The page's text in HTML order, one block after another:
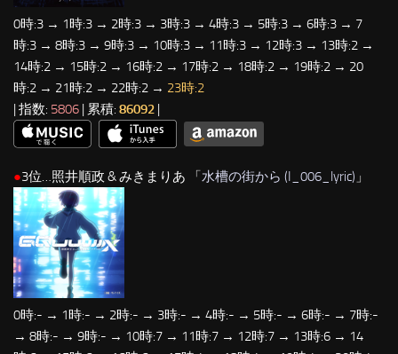
0時:3 → 1時:3 → 2時:3 → 3時:3 → 4時:3 → 5時:3 → 6時:3 → 7
時:3 → 8時:3 → 9時:3 → 10時:3 → 11時:3 → 12時:3 → 13時:2 →
14時:2 → 15時:2 → 16時:2 → 17時:2 → 18時:2 → 19時:2 → 20
時:2 → 21時:2 → 22時:2 → 23時:2
| 指数: 5806 | 累積: 86092 |
●3位…照井順政 & みきまりあ 「 水槽の街から (I_006_lyric) 」
0時:- → 1時:- → 2時:- → 3時:- → 4時:- → 5時:- → 6時:- → 7時:-
→ 8時:- → 9時:- → 10時:7 → 11時:7 → 12時:7 → 13時:6 → 14